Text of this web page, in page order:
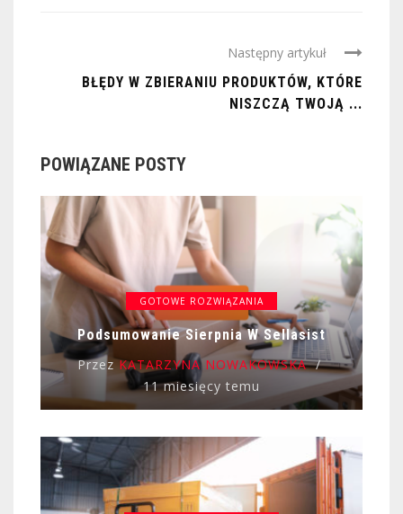
Następny artykuł
BŁĘDY W ZBIERANIU PRODUKTÓW, KTÓRE
NISZCZĄ TWOJĄ ...
POWIĄZANE POSTY
GOTOWE ROZWIĄZANIA
Podsumowanie Sierpnia W Sellasist
PrzezKATARZYNA NOWAKOWSKA
11 miesięcy temu